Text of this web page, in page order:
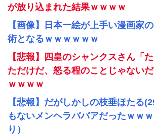
が放り込まれた結果ｗｗｗｗ
【画像】日本一絵が上手い漫画家
術となるｗｗｗｗｗｗ
【悲報】四皇のシャンクスさん「
ただけだ、怒る程のことじゃない
ｗｗｗｗ
【悲報】だがしかしの枝垂ほたる
もないメンヘラババアだったｗｗ
り）